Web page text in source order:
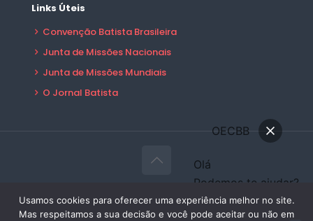
Links Úteis
Convenção Batista Brasileira
Junta de Missões Nacionais
Junta de Missões Mundiais
O Jornal Batista
Desenvolvido por:Sales Publicidade
OECBB
Olá
Podemos te ajudar?
Conversar
Usamos cookies para oferecer uma experiência melhor no site.
Mas respeitamos a sua decisão e você pode aceitar ou não em